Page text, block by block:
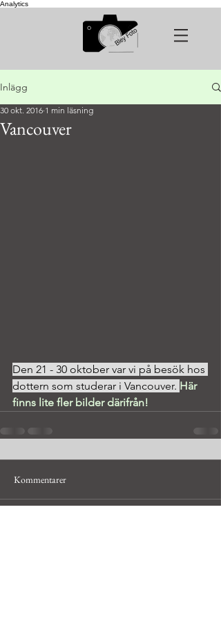
Analytics
Inlägg
Vancouver
30 okt. 2016 1 min läsning
Den 21 - 30 oktober var vi på besök hos
dottern som studerar i Vancouver. Här
finns lite fler bilder därifrån!
Kommentarer